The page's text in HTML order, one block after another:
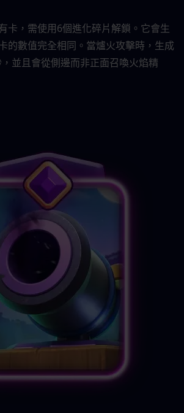
卡，需使用6個進化碎片解鎖。它會生
的數值完全相同。當爐火攻擊時，生成
並且會從側邊而非正面召喚火焰精